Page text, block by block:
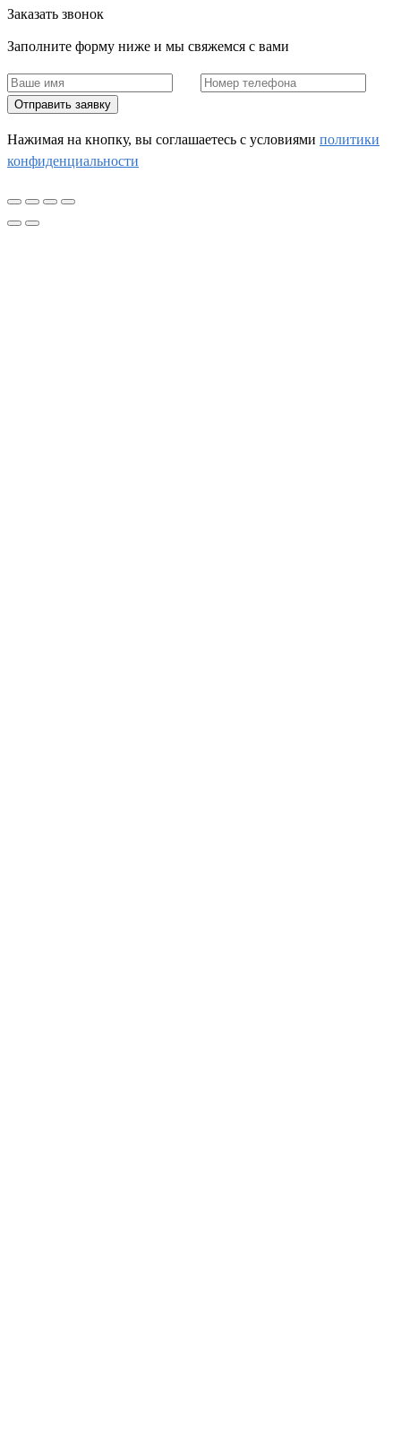
Заказать звонок
Заполните форму ниже и мы свяжемся с вами
Отправить заявку
Нажимая на кнопку, вы соглашаетесь c условиями политики
конфиденциальности